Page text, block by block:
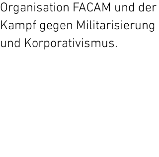
Organisation FACAM und der
Kampf gegen Militarisierung
und Korporativismus.